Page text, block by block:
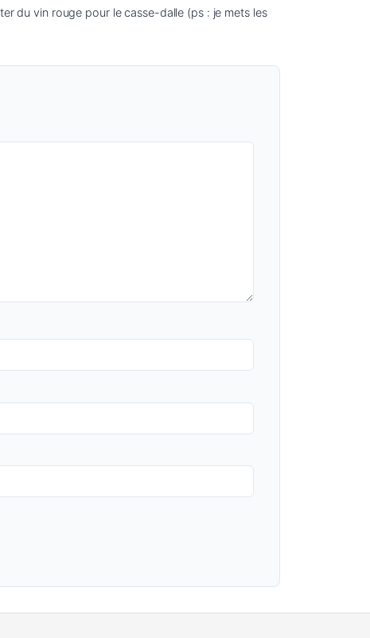
du vin rouge pour le casse-dalle (ps : je mets les